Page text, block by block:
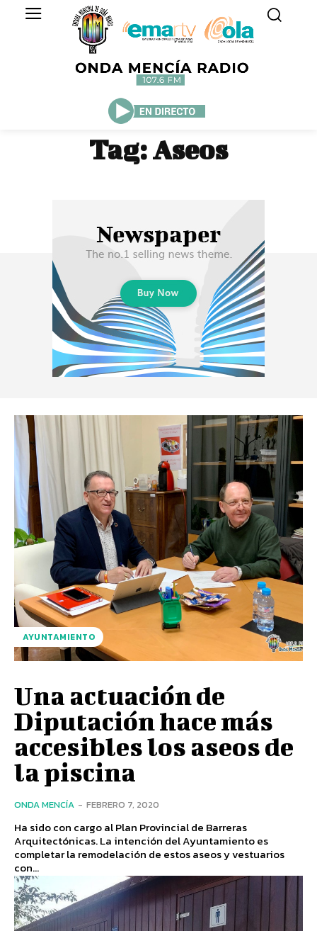
Tag:Aseos
AYUNTAMIENTO
Una actuación de
Diputación hace más
accesibles los aseos de
la piscina
ONDA MENCÍA - FEBRERO 7, 2020
Ha sido con cargo al Plan Provincial de Barreras
Arquitectónicas. La intención del Ayuntamiento es
completar la remodelación de estos aseos y vestuarios
con...